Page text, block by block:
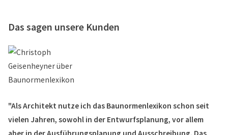
Das sagen unsere Kunden
"Als Architekt nutze ich das Baunormenlexikon schon seit
vielen Jahren, sowohl in der Entwurfsplanung, vor allem